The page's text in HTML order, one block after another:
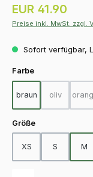
Regulärer Preis:
EUR 41.90
Preise inkl. MwSt. zzgl.
Sofort verfügbar,
Farbeauswählen
braun oliv
(Diese
Größeauswählen
XS S M